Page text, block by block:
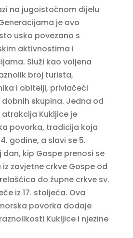
na jugoistočnom dijelu
je ovo
usko povezano s
aktivnostima i
Služi kao voljena
broj turista,
i obitelji, privlačeći
skupina. Jedna od
Kukljice je
povorka, tradicija koja
godine, a slavi se 5.
dan, kip Gospe prenosi se
zavjetne crkve Gospe od
do župne crkve sv.
iz 17. stoljeća. Ova
povorka dodaje
Kukljice i njezine